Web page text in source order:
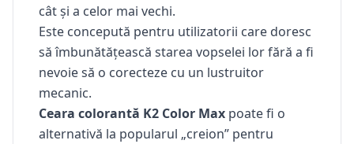
cât și a celor mai vechi.
Este concepută pentru utilizatorii care doresc
să îmbunătățească starea vopselei lor fără a fi
nevoie să o corecteze cu un lustruitor
mecanic.
Ceara colorantă K2 Color Max poate fi o
alternativă la popularul „creion” pentru